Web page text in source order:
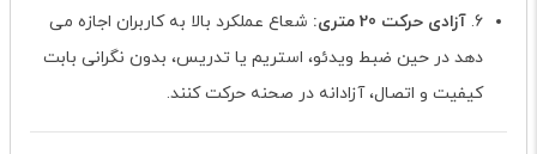
6. آزادی حرکت 20 متری:
شعاع عملکرد بالا به کاربران اجازه می
دهد در حین ضبط ویدئو، استریم یا تدریس، بدون نگرانی بابت
کیفیت و اتصال، آزادانه در صحنه حرکت کنند.